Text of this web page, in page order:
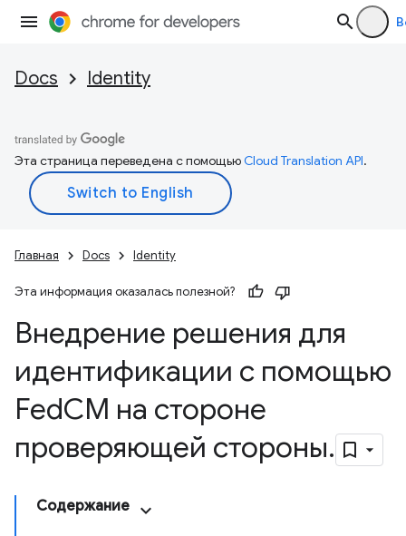
Docs Identity
Эта страница переведена с помощьюCloud Translation API.
Главная Docs Identity
Эта информация оказалась полезной?
Внедрение решения для
идентификации с помощью
FedCM на стороне
проверяющей стороны.
Содержание